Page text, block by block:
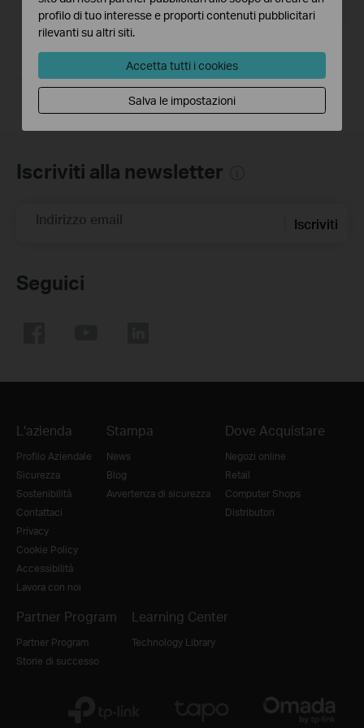
32bit/64bit
Notes:
For TL-WN823N(EU) 2.0
Iscriviti alla newsletter
Indirizzo email Iscriviti
Seguici
L'azienda
Profilo Aziendale
Sicurezza
Sostenibilità
Contattaci
Privacy
Cookie Policy
Accessibilità
Lavora con noi
Stampa
News
Blog
Avvertenza di sicurezza
Dove Acquistare
Negozi online
Retail
Computer Shops
Distributori
Partner Program
Partner Program
Storie di successo
Learning Center
Technology Library
profilo di tuo interesse e proporti contenuti pubblicitari
rilevanti su altri siti.
Accetta tutti i cookies
Salva le impostazioni